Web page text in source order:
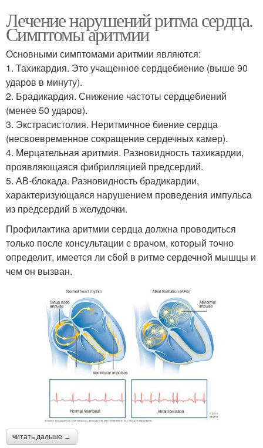
Лечение нарушений ритма сердца.
Симптомы аритмии
Основными симптомами аритмии являются:
1. Тахикардия. Это учащенное сердцебиение (выше 90
ударов в минуту).
2. Брадикардия. Снижение частоты сердцебиений
(менее 50 ударов).
3. Экстрасистолия. Неритмичное биение сердца
(несвоевременное сокращение сердечных камер).
4. Мерцательная аритмия. Разновидность тахикардии,
проявляющаяся фибрилляцией предсердий.
5. АВ-блокада. Разновидность брадикардии,
характеризующаяся нарушением проведения импульса
из предсердий в желудочки.
Профилактика аритмии сердца должна проводиться
только после консультации с врачом, который точно
определит, имеется ли сбой в ритме сердечной мышцы и
чем он вызван.
читать дальше →